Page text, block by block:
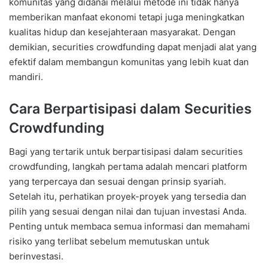
memberikan manfaat ekonomi tetapi juga meningkatkan
kualitas hidup dan kesejahteraan masyarakat. Dengan
demikian, securities crowdfunding dapat menjadi alat yang
efektif dalam membangun komunitas yang lebih kuat dan
mandiri.
Cara Berpartisipasi dalam Securities
Crowdfunding
Bagi yang tertarik untuk berpartisipasi dalam securities
crowdfunding, langkah pertama adalah mencari platform
yang terpercaya dan sesuai dengan prinsip syariah.
Setelah itu, perhatikan proyek-proyek yang tersedia dan
pilih yang sesuai dengan nilai dan tujuan investasi Anda.
Penting untuk membaca semua informasi dan memahami
risiko yang terlibat sebelum memutuskan untuk
berinvestasi.